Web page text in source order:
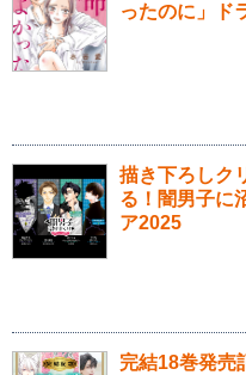
ったのに」ド
描き下ろしク
る！闇男子に
ア2025
完結18巻発売